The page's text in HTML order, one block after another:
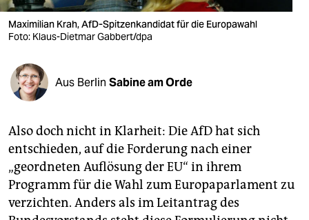
verlag
verlag
veranstaltungen
shop
unterstützen
abo
genossenschaft
Maximilian Krah, AfD-Spitzenkandidat für die Europawahl
Foto: Klaus-Dietmar Gabbert/dpa
Aus Berlin Sabine am Orde
Also doch nicht in Klarheit: Die AfD hat sich
entschieden, auf die Forderung nach einer
„geordneten Auflösung der EU“ in ihrem
Programm für die Wahl zum Europaparlament zu
verzichten. Anders als im Leitantrag des